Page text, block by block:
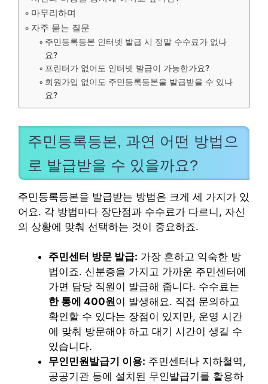
마무리하며
자주 묻는 질문
주민등록등본 인터넷 발급 시 정말 수수료가 없나
요?
프린터가 없어도 인터넷 발급이 가능한가요?
회원가입 없이도 주민등록등본을 발급받을 수 있나
요?
주민등록등본, 과연 어떤 방법으
로 발급받을 수 있을까요?
주민등록등본을 발급받는 방법은 크게 세 가지가 있
어요. 각 방법마다 장단점과 수수료가 다르니, 자신
의 상황에 맞춰 선택하는 것이 중요하죠.
주민센터 방문 발급: 가장 흔하고 익숙한 방
법이죠. 신분증을 가지고 가까운 주민센터에
가면 담당 직원이 발급해 줍니다. 수수료는
한 통에 400원이 발생해요. 직접 문의하고
확인할 수 있다는 장점이 있지만, 운영 시간
에 맞춰 방문해야 하고 대기 시간이 생길 수
있습니다.
무인민원발급기 이용: 주민센터나 지하철역,
공공기관 등에 설치된 무인발급기를 활용하